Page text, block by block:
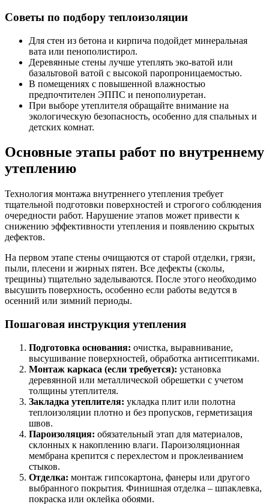
Советы по подбору теплоизоляции
Для стен из бетона и кирпича подойдет минеральная
вата или пенополистирол.
Деревянные стены лучше утеплять эко-ватой или
базальтовой ватой с высокой паропроницаемостью.
В помещениях с повышенной влажностью
предпочтителен ЭППС и пенополиуретан.
При выборе утеплителя обращайте внимание на
экологическую безопасность, особенно для спальных и
детских комнат.
Основные этапы работ по внутреннему
утеплению
Технология монтажа внутреннего утепления требует
тщательной подготовки поверхностей и строгого соблюдения
очередности работ. Нарушение этапов может привести к
снижению эффективности утепления и появлению скрытых
дефектов.
На первом этапе стены очищаются от старой отделки, грязи,
пыли, плесени и жирных пятен. Все дефекты (сколы,
трещины) тщательно заделываются. После этого необходимо
высушить поверхность, особенно если работы ведутся в
осенний или зимний периоды.
Пошаговая инструкция утепления
Подготовка основания: очистка, выравнивание,
высушивание поверхностей, обработка антисептиками.
Монтаж каркаса (если требуется): установка
деревянной или металлической обрешетки с учетом
толщины утеплителя.
Закладка утеплителя: укладка плит или полотна
теплоизоляции плотно и без пропусков, герметизация
швов.
Пароизоляция: обязательный этап для материалов,
склонных к накоплению влаги. Пароизоляционная
мембрана крепится с перехлестом и проклеиванием
стыков.
Отделка: монтаж гипсокартона, фанеры или другого
выбранного покрытия. Финишная отделка – шпаклевка,
покраска или оклейка обоями.